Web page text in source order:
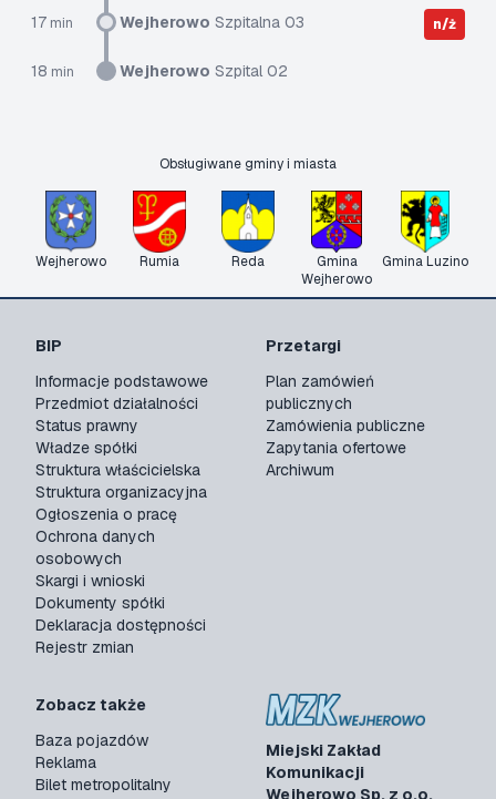
17 min Wejherowo Szpitalna 03 n/ż
18 min Wejherowo Szpital 02
Obsługiwane gminy i miasta
Wejherowo Rumia Reda
Gmina
Wejherowo
Gmina Luzino
Miejski Zakład
Komunikacji
Wejherowo Sp. z o.o.
BIP
Informacje podstawowe
Przedmiot działalności
Status prawny
Władze spółki
Struktura właścicielska
Struktura organizacyjna
Ogłoszenia o pracę
Ochrona danych
osobowych
Skargi i wnioski
Dokumenty spółki
Deklaracja dostępności
Rejestr zmian
Przetargi
Plan zamówień
publicznych
Zamówienia publiczne
Zapytania ofertowe
Archiwum
Zobacz także
Baza pojazdów
Reklama
Bilet metropolitalny